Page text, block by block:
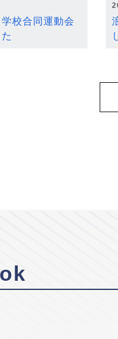
学校合同運動会